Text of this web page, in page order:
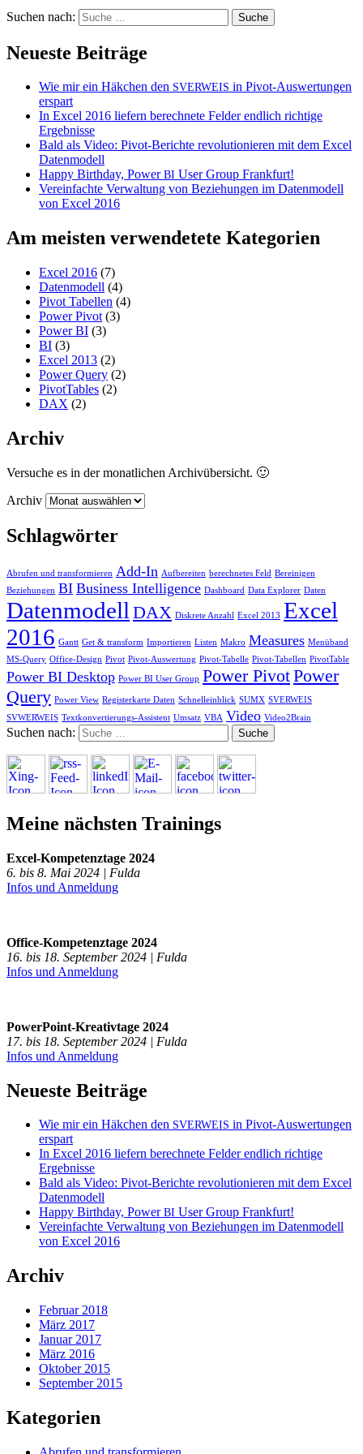
Suchen nach:
Neueste Beiträge
Wie mir ein Häkchen den SVERWEIS in Pivot-Auswertungen
erspart
In Excel 2016 liefern berechnete Felder endlich richtige
Ergebnisse
Bald als Video: Pivot-Berichte revolutionieren mit dem Excel
Datenmodell
Happy Birthday, PowerBI User Group Frankfurt!
Vereinfachte Verwaltung von Beziehungen im Datenmodell
von Excel 2016
Am meisten verwendetete Kategorien
Excel 2016 (7)
Datenmodell (4)
Pivot Tabellen (4)
Power Pivot (3)
Power BI (3)
BI (3)
Excel 2013 (2)
Power Query (2)
PivotTables (2)
DAX (2)
Archiv
Versuche es in der monatlichen Archivübersicht. 🙂
Archiv
Schlagwörter
Abrufen und transformieren Add-In Aufbereiten berechnetes Feld Bereinigen
Beziehungen BI Business Intelligence Dashboard Data Explorer Daten
Datenmodell DAX Diskrete Anzahl Excel 2013 Excel
2016 Gantt Get & transform Importieren Listen Makro Measures Menüband
MS-Query Office-Design Pivot Pivot-Auswertung Pivot-Tabelle Pivot-Tabellen PivotTable
Power BI Desktop Power BI User Group Power PivotPower
Query Power View Registerkarte Daten Schnelleinblick SUMX SVERWEIS
SVWERWEIS Textkonvertierungs-Assistent Umsatz VBA Video Video2Brain
Suchen nach:
Meine nächsten Trainings
Excel-Kompetenztage 2024
6. bis 8. Mai 2024 | Fulda
Infos und Anmeldung
Office-Kompetenztage 2024
16. bis 18. September 2024 | Fulda
Infos und Anmeldung
PowerPoint-Kreativtage 2024
17. bis 18. September 2024 | Fulda
Infos und Anmeldung
Neueste Beiträge
Wie mir ein Häkchen den SVERWEIS in Pivot-Auswertungen
erspart
In Excel 2016 liefern berechnete Felder endlich richtige
Ergebnisse
Bald als Video: Pivot-Berichte revolutionieren mit dem Excel
Datenmodell
Happy Birthday, PowerBI User Group Frankfurt!
Vereinfachte Verwaltung von Beziehungen im Datenmodell
von Excel 2016
Archiv
Februar 2018
März 2017
Januar 2017
März 2016
Oktober 2015
September 2015
Kategorien